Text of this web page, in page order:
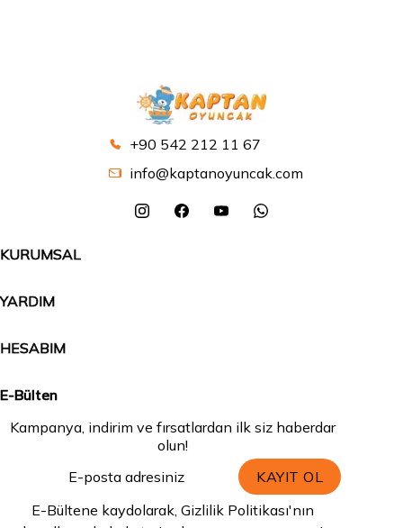
+90 542 212 11 67
info@kaptanoyuncak.com
KURUMSAL
YARDIM
HESABIM
E-Bülten
Kampanya, indirim ve fırsatlardan ilk siz haberdar
olun!
KAYIT OL
E-Bültene kaydolarak, Gizlilik Politikası'nın